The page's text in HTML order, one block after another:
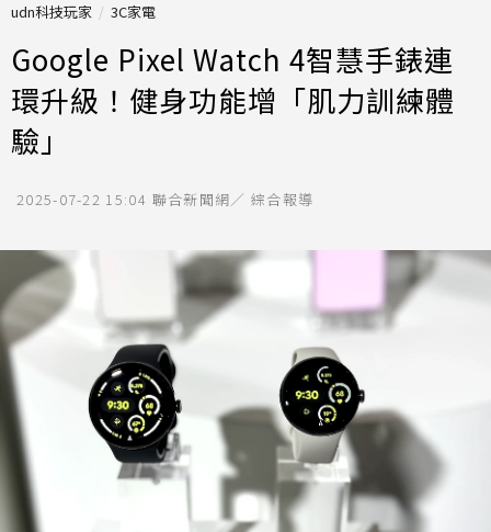
udn科技玩家 3C家電
Google Pixel Watch 4智慧手錶連
環升級！健身功能增「肌力訓練體
驗」
2025-07-22 15:04 聯合新聞網／ 綜合報導